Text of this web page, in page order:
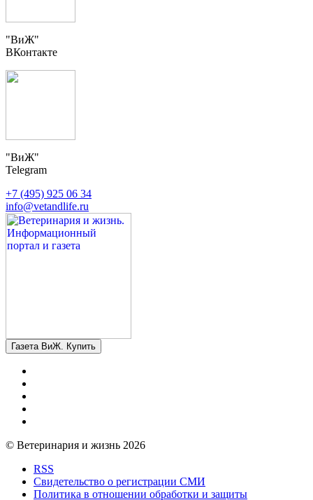
"ВиЖ"
ВКонтакте
"ВиЖ"
Telegram
+7 (495) 925 06 34
info@vetandlife.ru
Газета ВиЖ. Купить
© Ветеринария и жизнь 2026
RSS
Свидетельство о регистрации СМИ
Политика в отношении обработки и защиты